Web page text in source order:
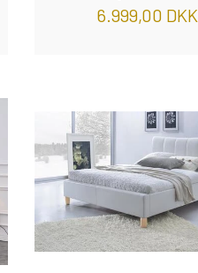
6.999,00 DKK